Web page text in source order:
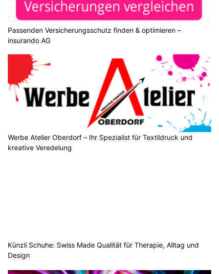
Passenden Versicherungsschutz finden & optimieren –
insurando AG
Werbe Atelier Oberdorf – Ihr Spezialist für Textildruck und
kreative Veredelung
Künzli Schuhe: Swiss Made Qualität für Therapie, Alltag und
Design